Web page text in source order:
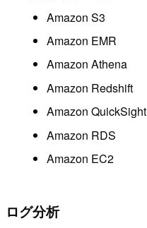
Amazon S3
Amazon EMR
Amazon Athena
Amazon Redshift
Amazon QuickSight
Amazon RDS
Amazon EC2
ログ分析